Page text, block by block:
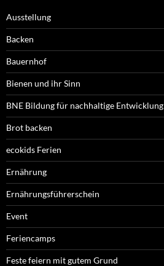
Ausstellung
Backen
Bauernhof
Bienen und ihr Sinn
BNE Bildung für nachhaltige Entwicklung
Brot backen
ecokids Ferien
Ernährung
Ernährungsführerschein
Event
Feriencamps
Feste feiern mit gutem Grund